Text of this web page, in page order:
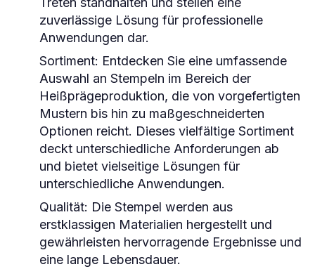
zuverlässige Lösung für professionelle
Anwendungen dar.
Sortiment: Entdecken Sie eine umfassende
Auswahl an Stempeln im Bereich der
Heißprägeproduktion, die von vorgefertigten
Mustern bis hin zu maßgeschneiderten
Optionen reicht. Dieses vielfältige Sortiment
deckt unterschiedliche Anforderungen ab
und bietet vielseitige Lösungen für
unterschiedliche Anwendungen.
Qualität: Die Stempel werden aus
erstklassigen Materialien hergestellt und
gewährleisten hervorragende Ergebnisse und
eine lange Lebensdauer.